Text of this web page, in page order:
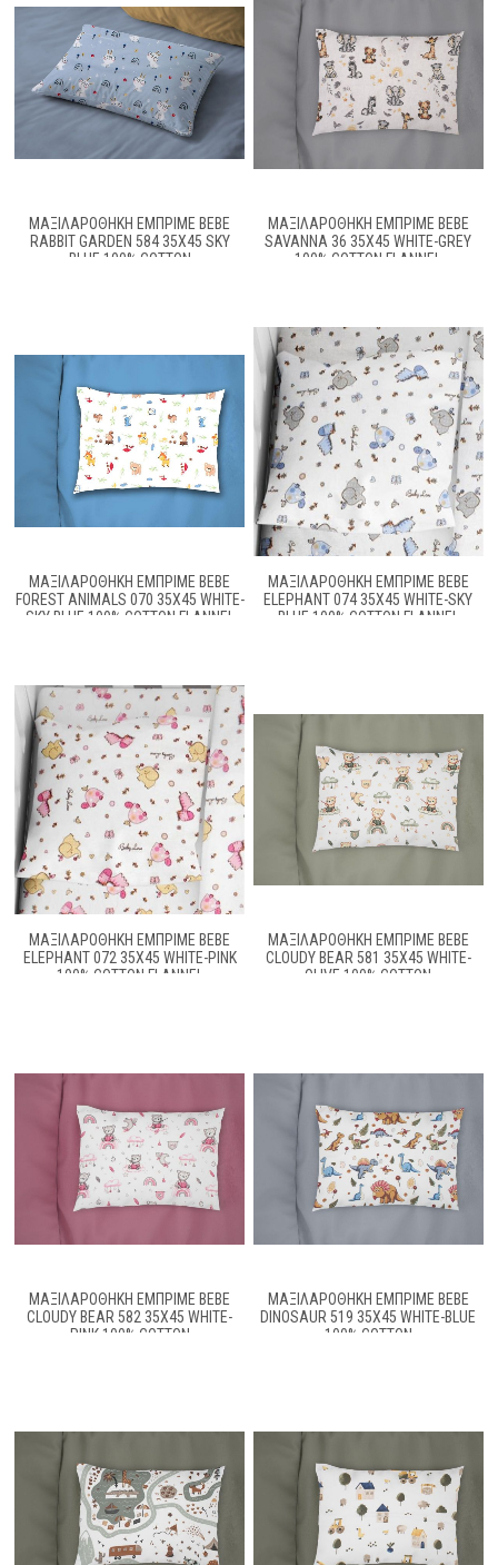
ΜΑΞΙΛΑΡΟΘΉΚΗ ΕΜΠΡΙΜΈ BEBE
RABBIT GARDEN 584 35X45 SKY
BLUE 100% COTTON
ΜΑΞΙΛΑΡΟΘΉΚΗ ΕΜΠΡΙΜΈ BEBE
SAVANNA 36 35X45 WHITE-GREY
100% COTTON FLANNEL
ΜΑΞΙΛΑΡΟΘΉΚΗ ΕΜΠΡΙΜΈ BEBE
FOREST ANIMALS 070 35X45 WHITE-
SKY BLUE 100% COTTON FLANNEL
ΜΑΞΙΛΑΡΟΘΉΚΗ ΕΜΠΡΙΜΈ BEBE
ELEPHANT 074 35X45 WHITE-SKY
BLUE 100% COTTON FLANNEL
ΜΑΞΙΛΑΡΟΘΉΚΗ ΕΜΠΡΙΜΈ BEBE
ELEPHANT 072 35X45 WHITE-PINK
100% COTTON FLANNEL
ΜΑΞΙΛΑΡΟΘΉΚΗ ΕΜΠΡΙΜΈ BEBE
CLOUDY BEAR 581 35X45 WHITE-
OLIVE 100% COTTON
ΜΑΞΙΛΑΡΟΘΉΚΗ ΕΜΠΡΙΜΈ BEBE
CLOUDY BEAR 582 35X45 WHITE-
PINK 100% COTTON
ΜΑΞΙΛΑΡΟΘΉΚΗ ΕΜΠΡΙΜΈ BEBE
DINOSAUR 519 35X45 WHITE-BLUE
100% COTTON